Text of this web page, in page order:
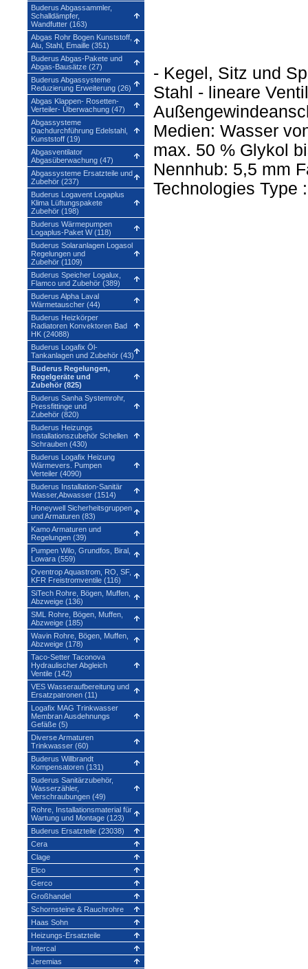
Buderus Abgassammler,
Schalldämpfer,
Wandfutter (163)
Abgas Rohr Bogen Kunststoff,
Alu, Stahl, Emaille (351)
Buderus Abgas-Pakete und
Abgas-Bausätze (27)
Buderus Abgassysteme
Reduzierung Erweiterung (26)
Abgas Klappen- Rosetten-
Verteiler- Überwachung (47)
Abgassysteme
Dachdurchführung Edelstahl,
Kunststoff (19)
Abgasventilator
Abgasüberwachung (47)
Abgassysteme Ersatzteile und
Zubehör (237)
Buderus Logavent Logaplus
Klima Lüftungspakete
Zubehör (198)
Buderus Wärmepumpen
Logaplus-Paket W (118)
Buderus Solaranlagen Logasol
Regelungen und
Zubehör (1109)
Buderus Speicher Logalux,
Flamco und Zubehör (389)
Buderus Alpha Laval
Wärmetauscher (44)
Buderus Heizkörper
Radiatoren Konvektoren Bad
HK (24088)
Buderus Logafix Öl-
Tankanlagen und Zubehör (43)
Buderus Regelungen,
Regelgeräte und
Zubehör (825)
Buderus Sanha Systemrohr,
Pressfittinge und
Zubehör (820)
Buderus Heizungs
Installationszubehör Schellen
Schrauben (430)
Buderus Logafix Heizung
Wärmevers. Pumpen
Verteiler (4090)
Buderus Installation-Sanitär
Wasser,Abwasser (1514)
Honeywell Sicherheitsgruppen
und Armaturen (83)
Kamo Armaturen und
Regelungen (39)
Pumpen Wilo, Grundfos, Biral,
Lowara (559)
Oventrop Aquastrom, RO, SF,
KFR Freistromventile (116)
SiTech Rohre, Bögen, Muffen,
Abzweige (136)
SML Rohre, Bögen, Muffen,
Abzweige (185)
Wavin Rohre, Bögen, Muffen,
Abzweige (178)
Taco-Setter Taconova
Hydraulischer Abgleich
Ventile (142)
VES Wasseraufbereitung und
Ersatzpatronen (11)
Logafix MAG Trinkwasser
Membran Ausdehnungs
Gefäße (5)
Diverse Armaturen
Trinkwasser (60)
Buderus Willbrandt
Kompensatoren (131)
Buderus Sanitärzubehör,
Wasserzähler,
Verschraubungen (49)
Rohre, Installationsmaterial für
Wartung und Montage (123)
Buderus Ersatzteile (23038)
Cera
Clage
Elco
Gerco
Großhandel
Schornsteine & Rauchrohre
Haas Sohn
Heizungs-Ersatzteile
Intercal
Jeremias
- Kegel, Sitz und
Stahl - lineare
Medien: Wasser
max. 50 % Glykol
Nennhub: 5,5 mm
Technologies Type